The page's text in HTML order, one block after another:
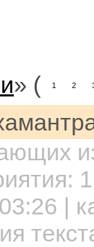
» ( 1 2
1
|